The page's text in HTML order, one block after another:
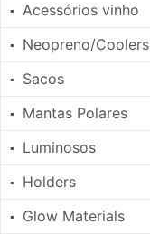
▪ Acessórios vinho
▪ Neopreno/Coolers
▪ Sacos
▪ Mantas Polares
▪ Luminosos
▪ Holders
▪ Glow Materials